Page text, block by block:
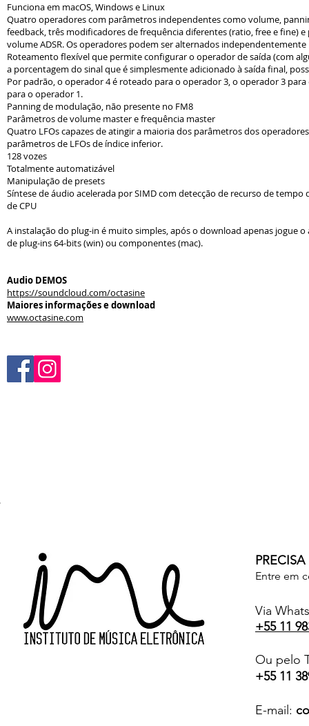
Funciona em macOS, Windows e Linux
Quatro operadores com parâmetros independentes como volume,
feedback, três modificadores de frequência diferentes (ratio, free e fine)
volume ADSR. Os operadores podem ser alternados
Roteamento flexível que permite configurar o operador de saída (com
a porcentagem do sinal que é simplesmente adicionado à saída final,
Por padrão, o operador 4 é roteado para o operador 3, o operador 3
para o operador 1.
Panning de modulação, não presente no FM8
Parâmetros de volume master e frequência master
Quatro LFOs capazes de atingir a maioria dos parâmetros dos
parâmetros de LFOs de índice inferior.
128 vozes
Totalmente automatizável
Manipulação de presets
Síntese de áudio acelerada por SIMD com detecção de recurso de tempo
de CPU
A instalação do plug-in é muito simples, após o download apenas jogue
de plug-ins 64-bits (win) ou componentes (mac).
Audio DEMOS
https://soundcloud.com/octasine
Maiores informações e download
www.octasine.com
Entre em
Via
+55 11
Ou pelo
+55 11
E-mail: